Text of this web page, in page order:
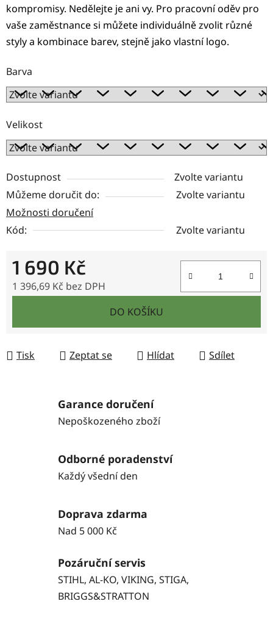
kompromisy. Nedělejte je ani vy. Pro pracovní oděv pro
vaše zaměstnance si můžete individuálně zvolit různé
styly a kombinace barev, stejně jako vlastní logo.
Barva
Velikost
Dostupnost
Zvolte variantu
Můžeme doručit do:
Zvolte variantu
Možnosti doručení
Kód:
Zvolte variantu
1 690 Kč
1 396,69 Kč bez DPH
DO KOŠÍKU
Tisk Zeptat se Hlídat Sdílet
Garance doručení
Nepoškozeného zboží
Odborné poradenství
Každý všední den
Doprava zdarma
Nad 5 000 Kč
Pozáruční servis
STIHL, AL-KO, VIKING, STIGA,
BRIGGS&STRATTON